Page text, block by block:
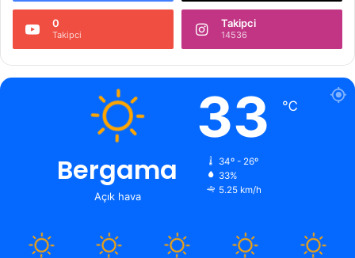
0
Takipci
Takipci
14536
Bergama
Açık hava
33 ℃
34º - 26º
33%
5.25 km/h